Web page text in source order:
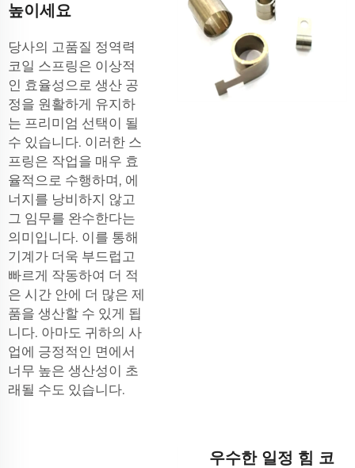
높이세요
당사의 고품질 정역력
코일 스프링은 이상적
인 효율성으로 생산 공
정을 원활하게 유지하
는 프리미엄 선택이 될
수 있습니다. 이러한 스
프링은 작업을 매우 효
율적으로 수행하며, 에
너지를 낭비하지 않고
그 임무를 완수한다는
의미입니다. 이를 통해
기계가 더욱 부드럽고
빠르게 작동하여 더 적
은 시간 안에 더 많은 제
품을 생산할 수 있게 됩
니다. 아마도 귀하의 사
업에 긍정적인 면에서
너무 높은 생산성이 초
래될 수도 있습니다.
우수한 일정 힘 코